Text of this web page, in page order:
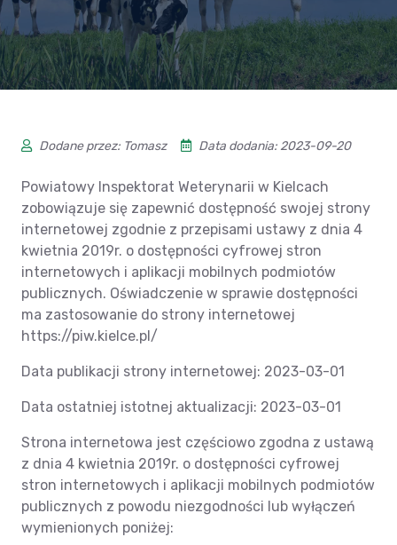
Dodane przez: Tomasz Data dodania: 2023-09-20
Powiatowy Inspektorat Weterynarii w Kielcach
zobowiązuje się zapewnić dostępność swojej strony
internetowej zgodnie z przepisami ustawy z dnia 4
kwietnia 2019r. o dostępności cyfrowej stron
internetowych i aplikacji mobilnych podmiotów
publicznych. Oświadczenie w sprawie dostępności
ma zastosowanie do strony internetowej
https://piw.kielce.pl/
Data publikacji strony internetowej: 2023-03-01
Data ostatniej istotnej aktualizacji: 2023-03-01
Strona internetowa jest częściowo zgodna z ustawą
z dnia 4 kwietnia 2019r. o dostępności cyfrowej
stron internetowych i aplikacji mobilnych podmiotów
publicznych z powodu niezgodności lub wyłączeń
wymienionych poniżej: